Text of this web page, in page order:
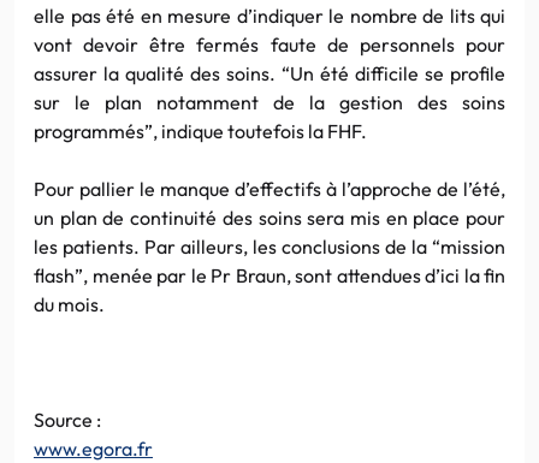
elle pas été en mesure d’indiquer le nombre de lits qui
vont devoir être fermés faute de personnels pour
assurer la qualité des soins. “Un été difficile se profile
sur le plan notamment de la gestion des soins
programmés”, indique toutefois la FHF.
Pour pallier le manque d’effectifs à l’approche de l’été,
un plan de continuité des soins sera mis en place pour
les patients. Par ailleurs, les conclusions de la “mission
flash”, menée par le Pr Braun, sont attendues d’ici la fin
du mois.
Source :
www.egora.fr